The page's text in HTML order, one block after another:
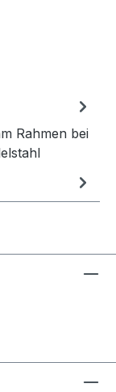
Rahmen bei